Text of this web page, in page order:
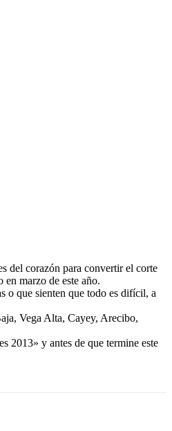
del corazón para convertir el corte
marzo de este año.
o que sienten que todo es difícil, a
Vega Alta, Cayey, Arecibo,
2013» y antes de que termine este